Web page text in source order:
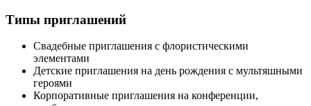
Типы приглашений
Свадебные приглашения с флористическими
элементами
Детские приглашения на день рождения с мультяшными
героями
Корпоративные приглашения на конференции,